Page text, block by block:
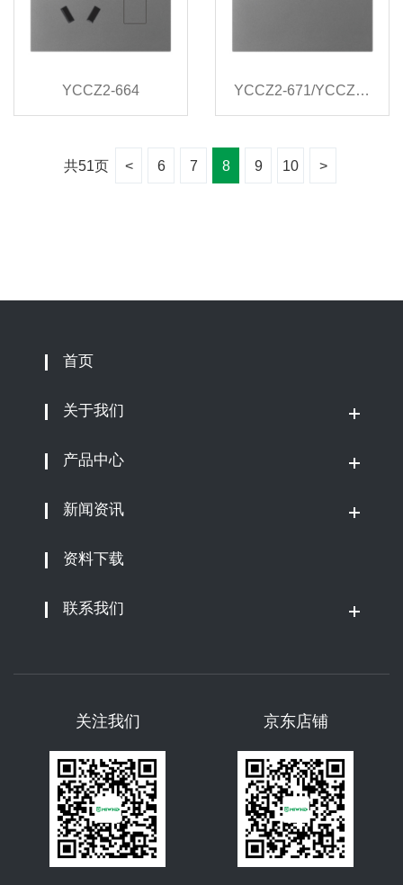
YCCZ2-664 YCCZ2-671/YCCZ2-672
共51页 < 6 7 8 9 10 >
首页
关于我们
产品中心
新闻资讯
资料下载
联系我们
京东店铺
关注我们